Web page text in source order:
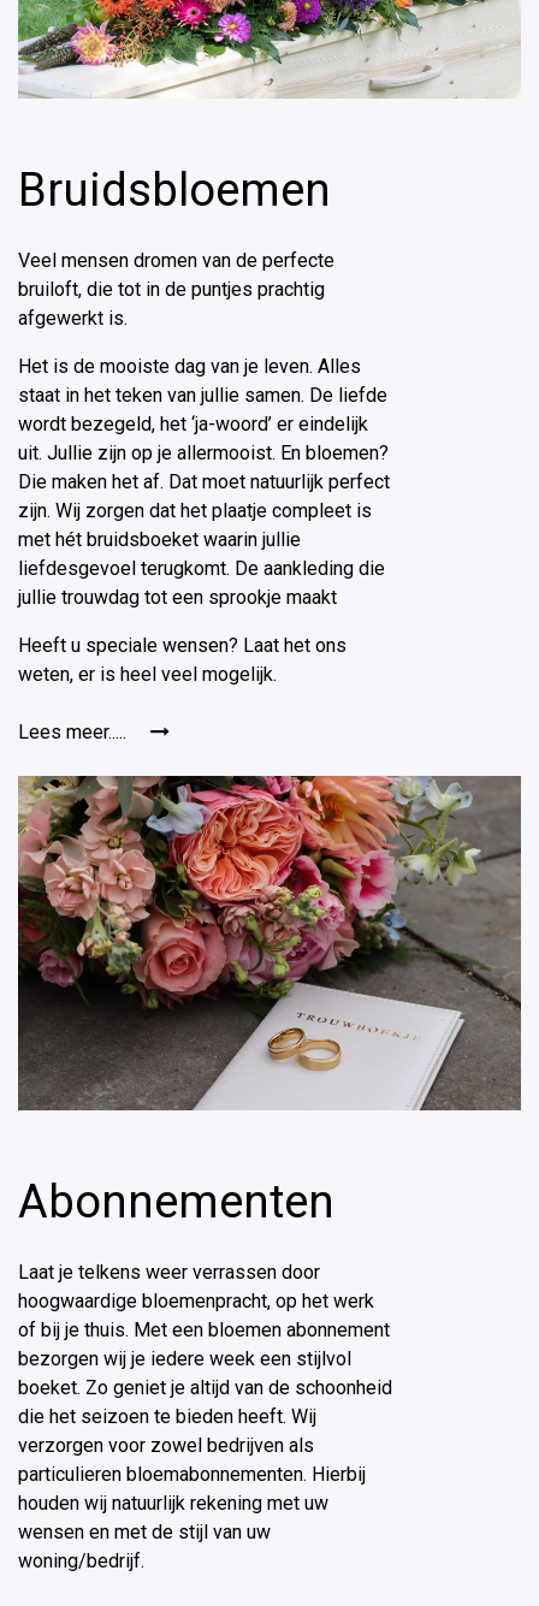
Bruidsbloemen
Veel mensen dromen van de perfecte
bruiloft, die tot in de puntjes prachtig
afgewerkt is.
Het is de mooiste dag van je leven. Alles
staat in het teken van jullie samen. De liefde
wordt bezegeld, het ‘ja-woord’ er eindelijk
uit. Jullie zijn op je allermooist. En bloemen?
Die maken het af. Dat moet natuurlijk perfect
zijn. Wij zorgen dat het plaatje compleet is
met hét bruidsboeket waarin jullie
liefdesgevoel terugkomt. De aankleding die
jullie trouwdag tot een sprookje maakt
Heeft u speciale wensen? Laat het ons
weten, er is heel veel mogelijk.
Lees meer.....
Abonnementen
Laat je telkens weer verrassen door
hoogwaardige bloemenpracht, op het werk
of bij je thuis. Met een bloemen abonnement
bezorgen wij je iedere week een stijlvol
boeket. Zo geniet je altijd van de schoonheid
die het seizoen te bieden heeft. Wij
verzorgen voor zowel bedrijven als
particulieren bloemabonnementen. Hierbij
houden wij natuurlijk rekening met uw
wensen en met de stijl van uw
woning/bedrijf.